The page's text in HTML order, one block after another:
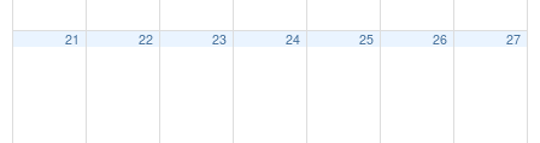
21 22 23 24 25 26 27